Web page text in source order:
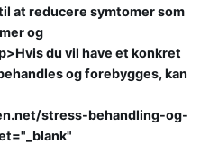
at reducere symtomer som
og
du vil have et konkret
og forebygges, kan
stress-behandling-og-